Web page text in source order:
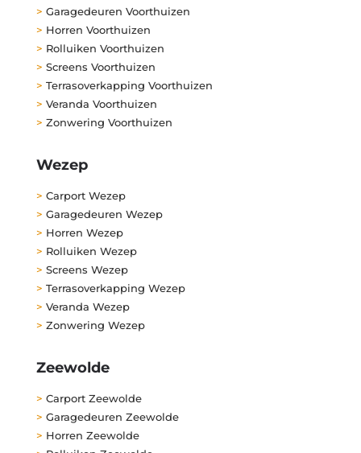
> Garagedeuren Voorthuizen
> Horren Voorthuizen
> Rolluiken Voorthuizen
> Screens Voorthuizen
> Terrasoverkapping Voorthuizen
> Veranda Voorthuizen
> Zonwering Voorthuizen
Wezep
> Carport Wezep
> Garagedeuren Wezep
> Horren Wezep
> Rolluiken Wezep
> Screens Wezep
> Terrasoverkapping Wezep
> Veranda Wezep
> Zonwering Wezep
Zeewolde
> Carport Zeewolde
> Garagedeuren Zeewolde
> Horren Zeewolde